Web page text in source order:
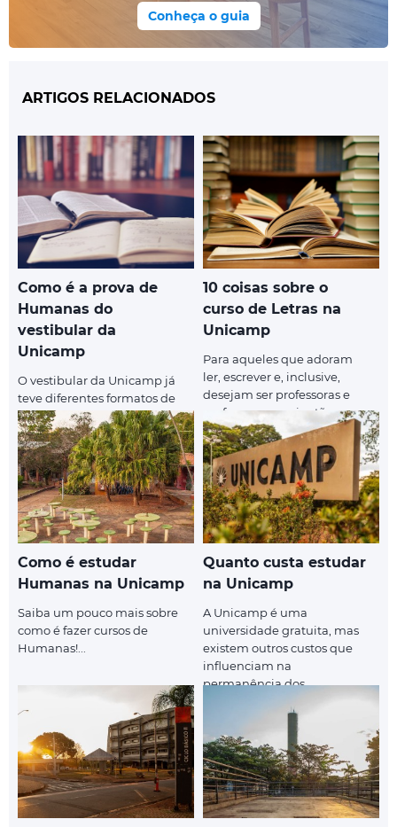
Conheça o guia
ARTIGOS RELACIONADOS
Como é a prova de
Humanas do
vestibular da
Unicamp
O vestibular da Unicamp já
teve diferentes formatos de
prova, mas sempre contou
com duas fases. Costuma-
se...
10 coisas sobre o
curso de Letras na
Unicamp
Para aqueles que adoram
ler, escrever e, inclusive,
desejam ser professoras e
professores, aqui estão...
Como é estudar
Humanas na Unicamp
Saiba um pouco mais sobre
como é fazer cursos de
Humanas!...
Quanto custa estudar
na Unicamp
A Unicamp é uma
universidade gratuita, mas
existem outros custos que
influenciam na
permanência dos